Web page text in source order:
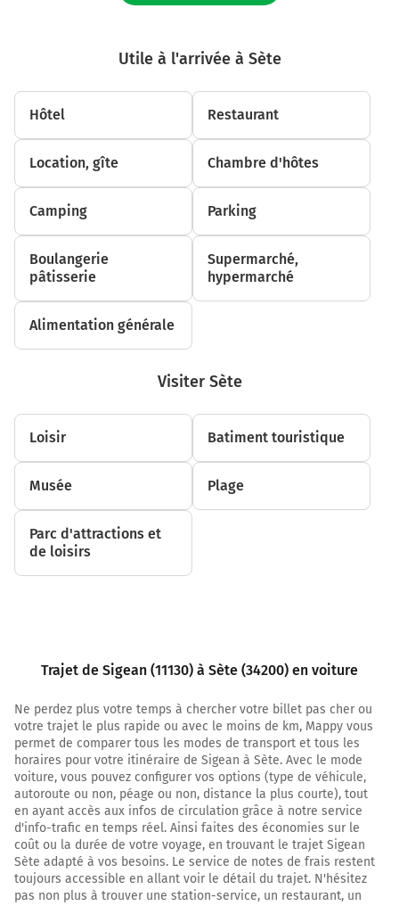
Perpignan
Barcelonne
Narbonne
Montpellier
Prendre à droite et rejoindre la voie. Continuer sur 350
Prendre un ticket (Péage Sigean)
Prendre à droite et rejoindre A9 E15. Continuer sur 84
La Languedocienne
BALARUC
Payer 10,10 € (Péage Sete)
D600
87 km
Au rond-point, prendre la 3ème sortie sur D600 et
continuer sur 750 mètres
D600
94 km
95 km
Utile à l'arrivée à Sète
Hôtel Restaurant
Location, gîte Chambre d'hôtes
Camping Parking
Boulangerie
pâtisserie
Supermarché,
hypermarché
Alimentation générale
Visiter Sète
Loisir Batiment touristique
Musée Plage
Parc d'attractions et
de loisirs
Trajet de Sigean (11130) à Sète (34200) en voiture
Ne perdez plus votre temps à chercher votre billet pas cher ou
votre trajet le plus rapide ou avec le moins de km, Mappy vous
permet de comparer tous les modes de transport et tous les
horaires pour votre itinéraire de Sigean à Sète. Avec le mode
voiture, vous pouvez configurer vos options (type de véhicule,
autoroute ou non, péage ou non, distance la plus courte), tout
en ayant accès aux infos de circulation grâce à notre service
d'info-trafic en temps réel. Ainsi faites des économies sur le
coût ou la durée de votre voyage, en trouvant le trajet Sigean
Sète adapté à vos besoins. Le service de notes de frais restent
toujours accessible en allant voir le détail du trajet. N'hésitez
pas non plus à trouver une station-service, un restaurant, un